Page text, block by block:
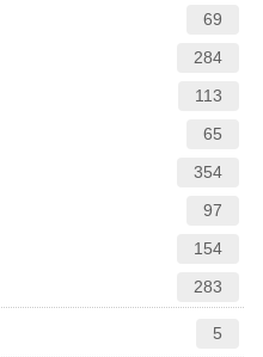
69
284
113
65
354
97
154
283
5